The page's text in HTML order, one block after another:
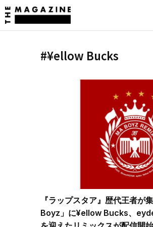
#¥ellow Bucks
『ラップスタア』歴代王者
Boyz」に¥ellow Bucks、